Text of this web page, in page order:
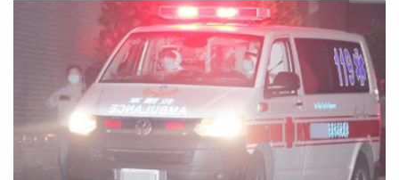
車總監林日尉對談低碳城市及車廠貫徹ESG的及對社會的影
響，來讓運輸頭家了解ESG正在改變你我的生活。AI對商用
車的產業的影響在展會中幾乎無所不在，冷鏈協會與工研院
合作研討會「AI對運輸業影響」；中華汽車與威剛科技則在
5/3下午研討會分享「電動物流車示範推動成果 vs. AI應
用」。會場上AI將時不時地出現不同的攤位上，例如：帷享
科技展出的「BSD 盲區監測系統」專為商用車及大型車輛
設計，運用 AI 識別技術，並與雷達深度融合，精準識別道
前產能利用率七成，有些訂單已能看到明年上半年，因為我
們生產的電池有高倍率的充放電能力，有些電動大巴業者都
在等本土生產的電芯，已開始小量出貨，電動物流車業者也
已下測試單。「我們不只是做電池，而是新能源產業鏈。」
劉慧啓表示，除了從電芯八大製程「合漿、塗佈、輥分、切
捲、組裝、烘烤、注液、化成」到最終模組封裝與出貨，全
程台灣製造、且高度自動化，也已買下附近24.83公頃的
地，預計5到9年再投入400億元，做5GWh以上的電芯廠、